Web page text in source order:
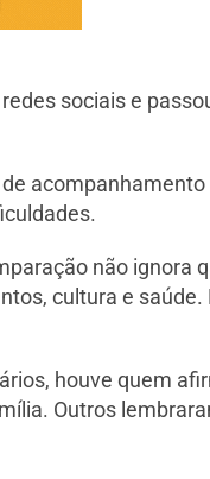
sociais e
não ignora
cultura e saúde.
houve quem
Outros